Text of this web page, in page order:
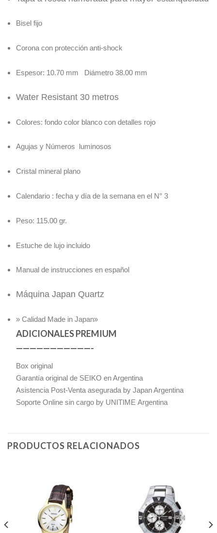
Bisel fijo
Corona con protección anti-shock
Espesor: 10.70 mm Diámetro 38.00 mm
Water Resistant 30 metros
Colores: fondo color blanco con detalles rojo
Agujas y Números luminosos
Cristal mineral plano
Calendario : fecha y día de la semana en el N° 3
Peso: 115.00 gr.
Estuche de lujo incluido
Manual de instrucciones en español
Máquina Japan Quartz
» Calidad Made in Japan»
ADICIONALES PREMIUM
———————————-
Box original
Garantía original de SEIKO en Argentina
Asistencia Post-Venta asegurada by Japan Argentina
Soporte Online sin cargo by UNITIME Argentina
PRODUCTOS RELACIONADOS